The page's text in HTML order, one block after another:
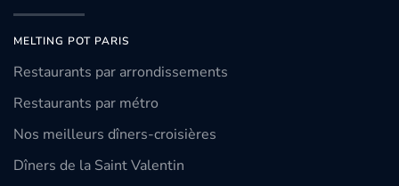
MELTING POT PARIS
Restaurants par arrondissements
Restaurants par métro
Nos meilleurs dîners-croisières
Dîners de la Saint Valentin